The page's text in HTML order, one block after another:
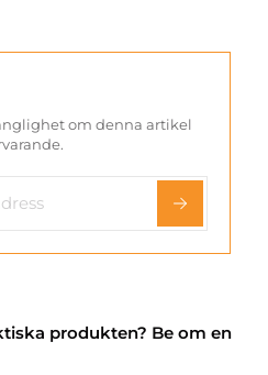
om denna artikel
produkten? Be om en